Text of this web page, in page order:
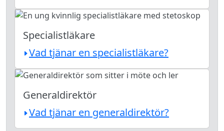
Specialistläkare
Vad tjänar en specialistläkare?
Generaldirektör
Vad tjänar en generaldirektör?